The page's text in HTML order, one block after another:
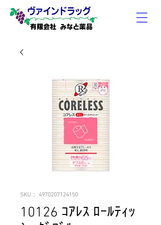
有限会社 みなと薬品
SKU： 4970207124150
10126 ｺｱﾚｽ ﾛｰﾙﾃｨｯ